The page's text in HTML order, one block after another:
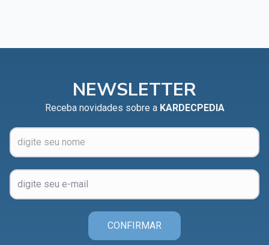
NEWSLETTER
Receba novidades sobre a KARDECPEDIA
CONFIRMAR